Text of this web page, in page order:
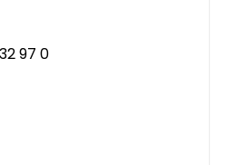
97 0